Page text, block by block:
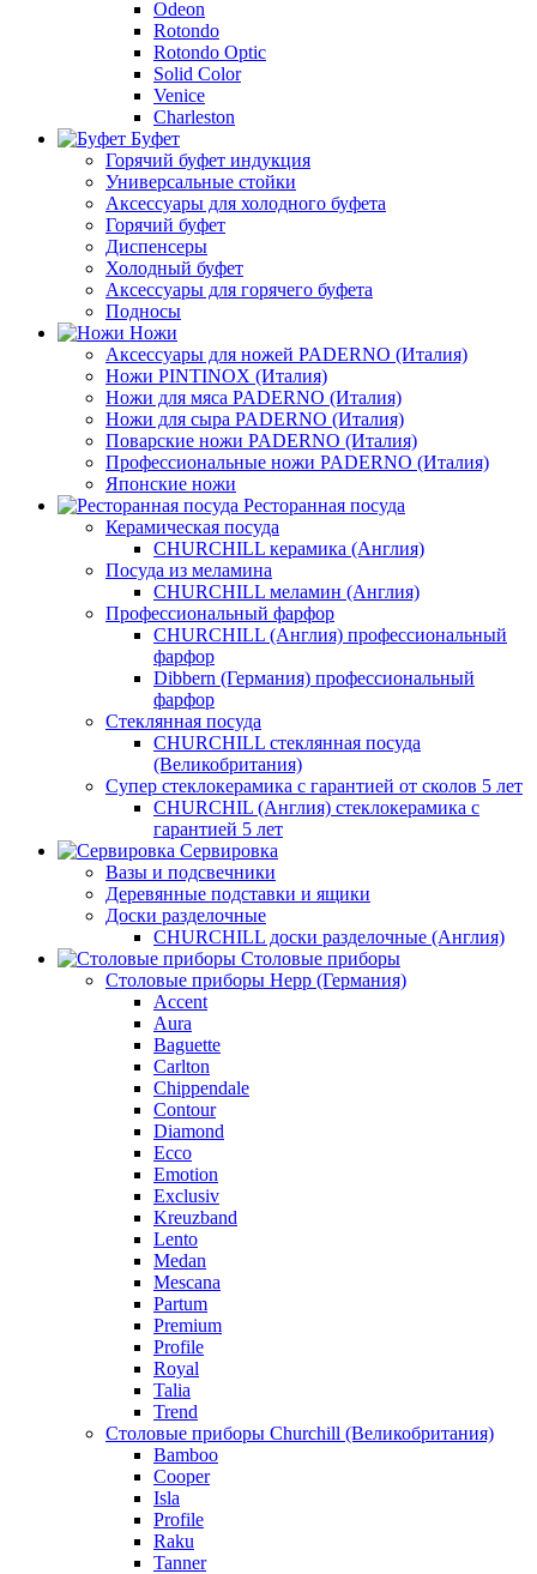
Odeon
Rotondo
Rotondo Optic
Solid Color
Venice
Сharleston
Буфет
Горячий буфет индукция
Универсальные стойки
Аксессуары для холодного буфета
Горячий буфет
Диспенсеры
Холодный буфет
Аксессуары для горячего буфета
Подносы
Ножи
Аксессуары для ножей PADERNO (Италия)
Ножи PINTINOX (Италия)
Ножи для мяса PADERNO (Италия)
Ножи для сыра PADERNO (Италия)
Поварские ножи PADERNO (Италия)
Профессиональные ножи PADERNO (Италия)
Японские ножи
Ресторанная посуда
Керамическая посуда
CHURCHILL керамика (Англия)
Посуда из меламина
CHURCHILL меламин (Англия)
Профессиональный фарфор
CHURCHILL (Англия) профессиональный
фарфор
Dibbern (Германия) профессиональный
фарфор
Стеклянная посуда
CHURCHILL стеклянная посуда
(Великобритания)
Супер стеклокерамика с гарантией от сколов 5 лет
CHURCHIL (Англия) стеклокерамика с
гарантией 5 лет
Сервировка
Вазы и подсвечники
Деревянные подставки и ящики
Доски разделочные
CHURCHILL доски разделочные (Англия)
Столовые приборы
Столовые приборы Hepp (Германия)
Accent
Aura
Baguette
Carlton
Chippendale
Contour
Diamond
Ecco
Emotion
Exclusiv
Kreuzband
Lento
Medan
Mescana
Partum
Premium
Profile
Royal
Talia
Trend
Столовые приборы Churchill (Великобритания)
Bamboo
Cooper
Isla
Profile
Raku
Tanner